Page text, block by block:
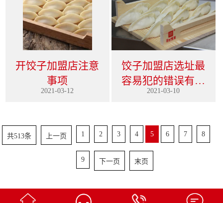
开饺子加盟店注意
事项
2021-03-12
饺子加盟店选址最
容易犯的错误有哪
些？
2021-03-10
共513条 上一页 1 2 3 4 5 6 7 8
9 下一页 末页